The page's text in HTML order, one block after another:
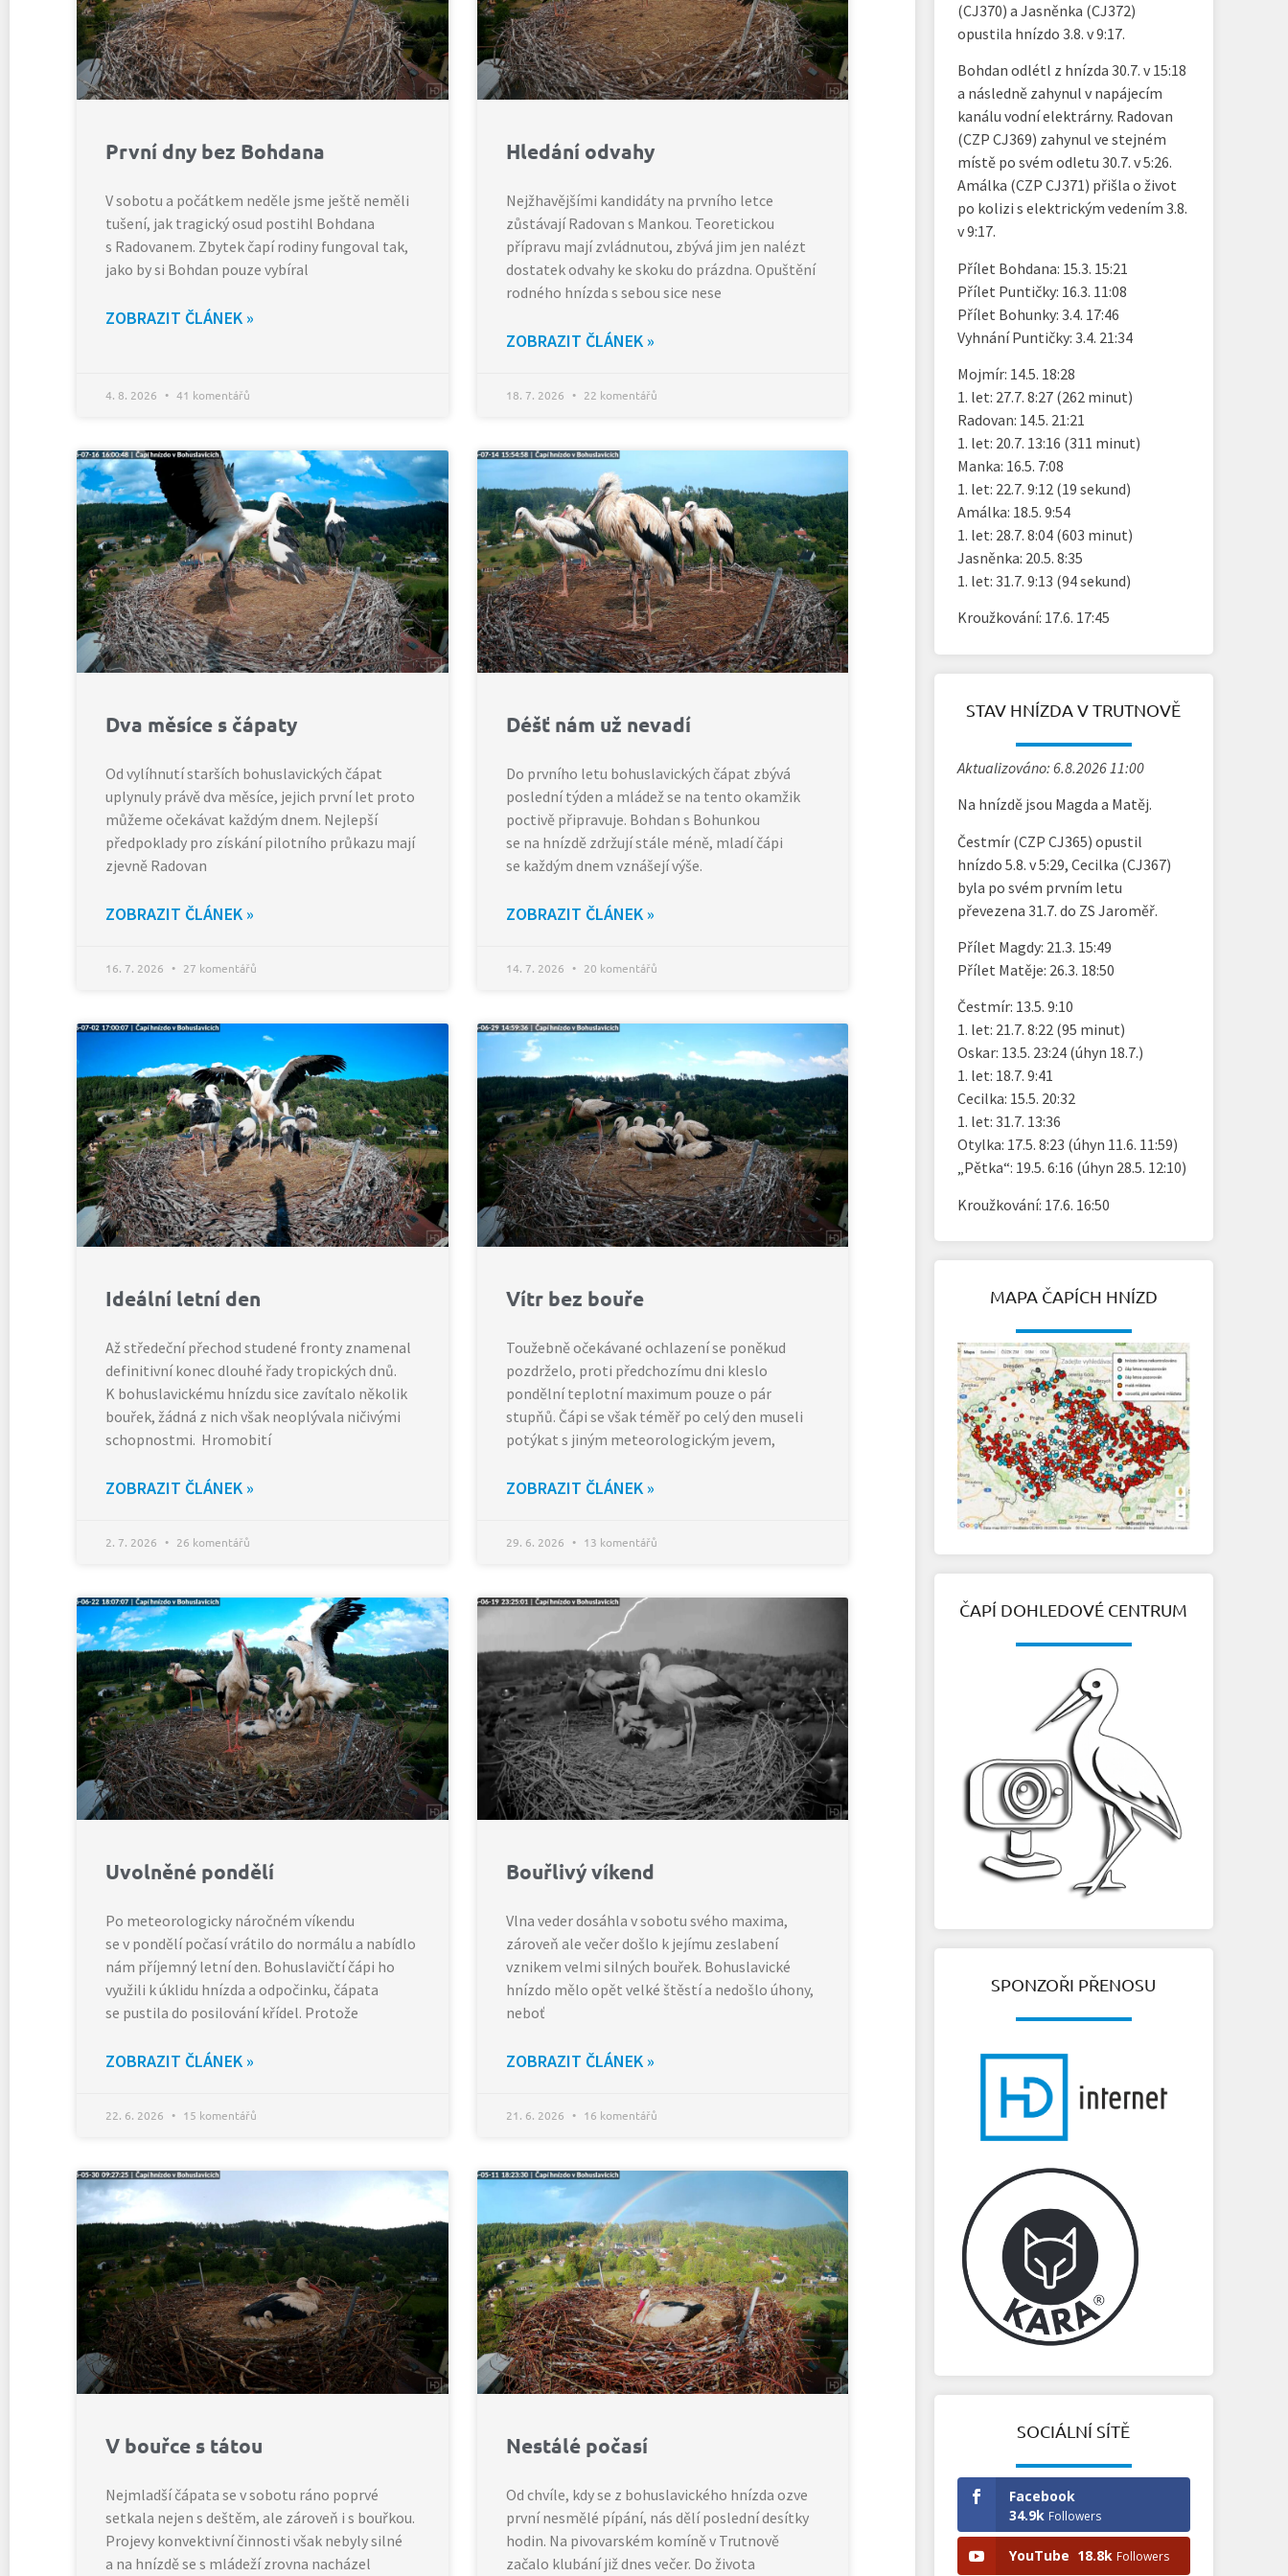
První dny bez Bohdana
V sobotu a počátkem neděle jsme ještě neměli
tušení, jak tragický osud postihl Bohdana
s Radovanem. Zbytek čapí rodiny fungoval tak,
jako by si Bohdan pouze vybíral
ZOBRAZIT ČLÁNEK »
4. 8. 2026 41 komentářů
Hledání odvahy
Nejžhavějšími kandidáty na prvního letce
zůstávají Radovan s Mankou. Teoretickou
přípravu mají zvládnutou, zbývá jim jen nalézt
dostatek odvahy ke skoku do prázdna. Opuštění
rodného hnízda s sebou sice nese
ZOBRAZIT ČLÁNEK »
18. 7. 2026 22 komentářů
Dva měsíce s čápaty
Od vylíhnutí starších bohuslavických čápat
uplynuly právě dva měsíce, jejich první let proto
můžeme očekávat každým dnem. Nejlepší
předpoklady pro získání pilotního průkazu mají
zjevně Radovan
ZOBRAZIT ČLÁNEK »
16. 7. 2026 27 komentářů
Déšť nám už nevadí
Do prvního letu bohuslavických čápat zbývá
poslední týden a mládež se na tento okamžik
poctivě připravuje. Bohdan s Bohunkou
se na hnízdě zdržují stále méně, mladí čápi
se každým dnem vznášejí výše.
ZOBRAZIT ČLÁNEK »
14. 7. 2026 20 komentářů
Ideální letní den
Až středeční přechod studené fronty znamenal
definitivní konec dlouhé řady tropických dnů.
K bohuslavickému hnízdu sice zavítalo několik
bouřek, žádná z nich však neoplývala ničivými
schopnostmi. Hromobití
ZOBRAZIT ČLÁNEK »
2. 7. 2026 26 komentářů
Vítr bez bouře
Toužebně očekávané ochlazení se poněkud
pozdrželo, proti předchozímu dni kleslo
pondělní teplotní maximum pouze o pár
stupňů. Čápi se však téměř po celý den museli
potýkat s jiným meteorologickým jevem,
ZOBRAZIT ČLÁNEK »
29. 6. 2026 13 komentářů
Uvolněné pondělí
Po meteorologicky náročném víkendu
se v pondělí počasí vrátilo do normálu a nabídlo
nám příjemný letní den. Bohuslavičtí čápi ho
využili k úklidu hnízda a odpočinku, čápata
se pustila do posilování křídel. Protože
ZOBRAZIT ČLÁNEK »
22. 6. 2026 15 komentářů
Bouřlivý víkend
Vlna veder dosáhla v sobotu svého maxima,
zároveň ale večer došlo k jejímu zeslabení
vznikem velmi silných bouřek. Bohuslavické
hnízdo mělo opět velké štěstí a nedošlo úhony,
neboť
ZOBRAZIT ČLÁNEK »
21. 6. 2026 16 komentářů
V bouřce s tátou
Nejmladší čápata se v sobotu ráno poprvé
setkala nejen s deštěm, ale zároveň i s bouřkou.
Projevy konvektivní činnosti však nebyly silné
a na hnízdě se s mládeží zrovna nacházel
Nestálé počasí
Od chvíle, kdy se z bohuslavického hnízda ozve
první nesmělé pípání, nás dělí poslední desítky
hodin. Na pivovarském komíně v Trutnově
začalo klubání již dnes večer. Do života
(CJ370) a Jasněnka (CJ372)
opustila hnízdo 3.8. v 9:17.
Bohdan odlétl z hnízda 30.7. v 15:18
a následně zahynul v napájecím
kanálu vodní elektrárny. Radovan
(CZP CJ369) zahynul ve stejném
místě po svém odletu 30.7. v 5:26.
Amálka (CZP CJ371) přišla o život
po kolizi s elektrickým vedením 3.8.
v 9:17.
Přílet Bohdana: 15.3. 15:21
Přílet Puntičky: 16.3. 11:08
Přílet Bohunky: 3.4. 17:46
Vyhnání Puntičky: 3.4. 21:34
Mojmír: 14.5. 18:28
1. let: 27.7. 8:27 (262 minut)
Radovan: 14.5. 21:21
1. let: 20.7. 13:16 (311 minut)
Manka: 16.5. 7:08
1. let: 22.7. 9:12 (19 sekund)
Amálka: 18.5. 9:54
1. let: 28.7. 8:04 (603 minut)
Jasněnka: 20.5. 8:35
1. let: 31.7. 9:13 (94 sekund)
Kroužkování: 17.6. 17:45
STAV HNÍZDA V TRUTNOVĚ
Aktualizováno: 6.8.2026 11:00
Na hnízdě jsou Magda a Matěj.
Čestmír (CZP CJ365) opustil
hnízdo 5.8. v 5:29, Cecilka (CJ367)
byla po svém prvním letu
převezena 31.7. do ZS Jaroměř.
Přílet Magdy: 21.3. 15:49
Přílet Matěje: 26.3. 18:50
Čestmír: 13.5. 9:10
1. let: 21.7. 8:22 (95 minut)
Oskar: 13.5. 23:24 (úhyn 18.7.)
1. let: 18.7. 9:41
Cecilka: 15.5. 20:32
1. let: 31.7. 13:36
Otylka: 17.5. 8:23 (úhyn 11.6. 11:59)
„Pětka“: 19.5. 6:16 (úhyn 28.5. 12:10)
Kroužkování: 17.6. 16:50
MAPA ČAPÍCH HNÍZD
ČAPÍ DOHLEDOVÉ CENTRUM
SPONZOŘI PŘENOSU
SOCIÁLNÍ SÍTĚ
Facebook
34.9k Followers
YouTube 18.8k Followers